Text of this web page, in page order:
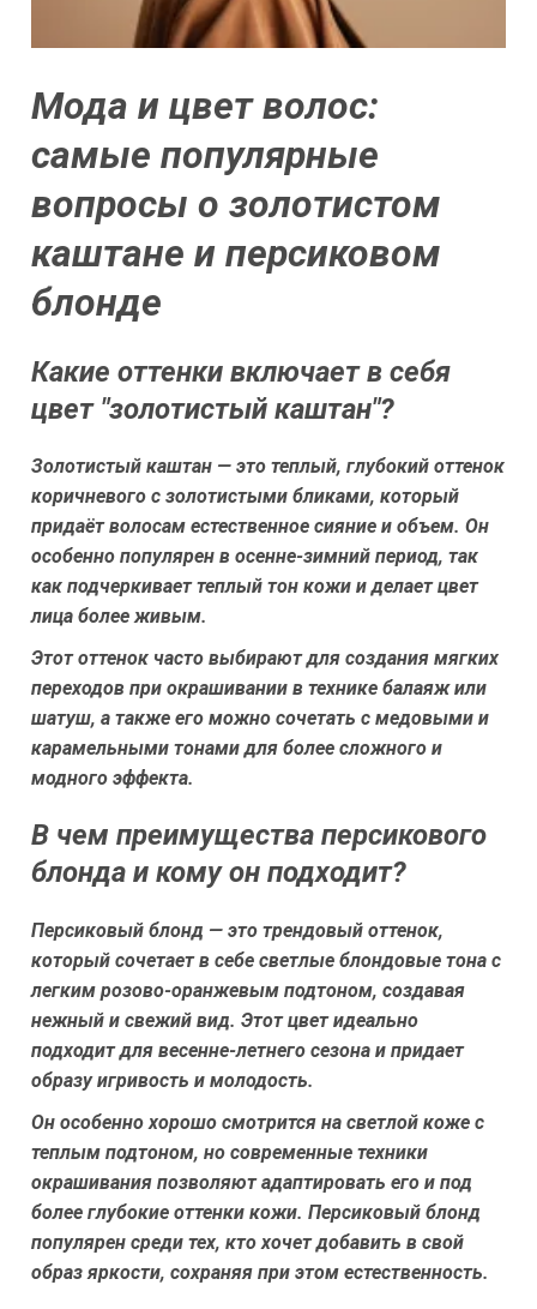
Мода и цвет волос:
самые популярные
вопросы о золотистом
каштане и персиковом
блонде
Какие оттенки включает в себя
цвет "золотистый каштан"?
Золотистый каштан — это теплый, глубокий оттенок
коричневого с золотистыми бликами, который
придаёт волосам естественное сияние и объем. Он
особенно популярен в осенне-зимний период, так
как подчеркивает теплый тон кожи и делает цвет
лица более живым.
Этот оттенок часто выбирают для создания мягких
переходов при окрашивании в технике балаяж или
шатуш, а также его можно сочетать с медовыми и
карамельными тонами для более сложного и
модного эффекта.
В чем преимущества персикового
блонда и кому он подходит?
Персиковый блонд — это трендовый оттенок,
который сочетает в себе светлые блондовые тона с
легким розово-оранжевым подтоном, создавая
нежный и свежий вид. Этот цвет идеально
подходит для весенне-летнего сезона и придает
образу игривость и молодость.
Он особенно хорошо смотрится на светлой коже с
теплым подтоном, но современные техники
окрашивания позволяют адаптировать его и под
более глубокие оттенки кожи. Персиковый блонд
популярен среди тех, кто хочет добавить в свой
образ яркости, сохраняя при этом естественность.